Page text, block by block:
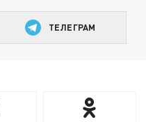
ТЕЛЕГРАМ